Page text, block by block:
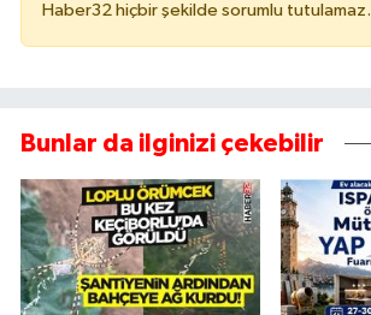
Haber32 hiçbir şekilde sorumlu tutulamaz.
Bunlar da ilginizi çekebilir